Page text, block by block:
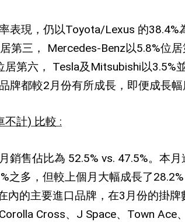
表現，仍以Toyota/Lexus 的38.4%
第三， Mercedes-Benz以5.8%位居
居第六， Tesla及 Mitsubishi以3.5%
牌都較2 月份有所成長，即便成長
不計) 比較 :
銷售佔比為 52.5% vs. 47.5%。本
之多，但較上個月大幅成長了28.2%
內的主要進口品牌，在3 月份的掛
Corolla Cross、 J Space、 Town Ace、